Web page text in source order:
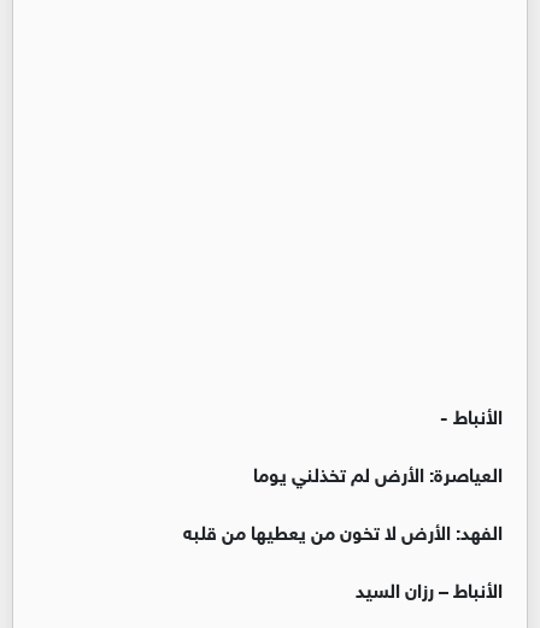
الأنباط -
العياصرة: الأرض لم تخذلني يوما
الفهد: الأرض لا تخون من يعطيها من قلبه
الأنباط – رزان السيد